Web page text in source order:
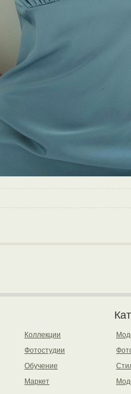
Коллекции
Фотостудии
Обучение
Маркет